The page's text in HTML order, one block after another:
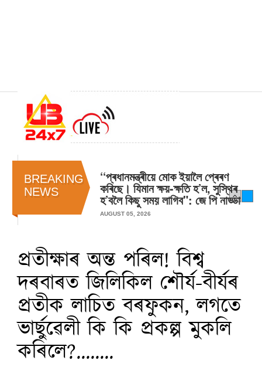
BREAKING
NEWS
‘‘প্ৰধানমন্ত্ৰীয়ে মোক ইয়ালৈ প্ৰেৰণ
কৰিছে। যিমান ক্ষয়-ক্ষতি হ’ল, সুস্থিৰ
হ’বলৈ কিছু সময় লাগিব": জে পি নাড্ডা
AUGUST 05, 2026
প্ৰতীক্ষাৰ অন্ত পৰিল! বিশ্ব
দৰবাৰত জিলিকিল শৌৰ্য-বীৰ্যৰ
প্ৰতীক লাচিত বৰফুকন, লগতে
ভাৰ্ছুৱেলী কি কি প্ৰকল্প মুকলি
কৰিলে?........